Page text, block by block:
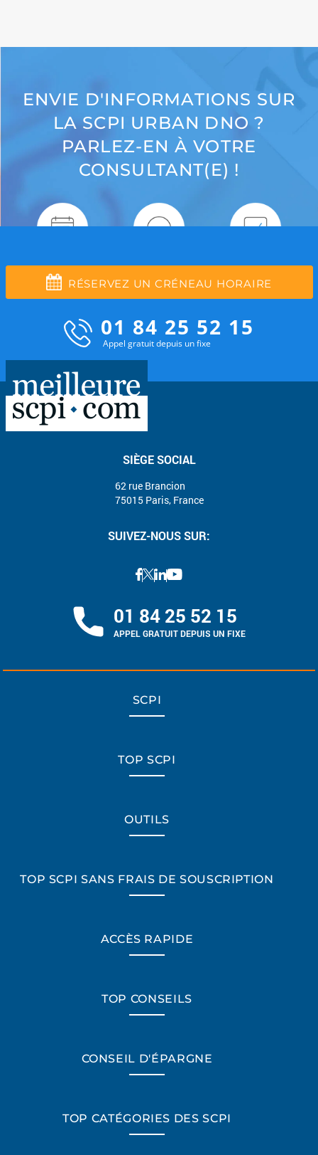
ENVIE D'INFORMATIONS SUR
LA SCPI URBAN DNO ?
PARLEZ-EN À VOTRE
CONSULTANT(E) !
RÉSERVEZ UN CRÉNEAU HORAIRE
01 84 25 52 15
Appel gratuit depuis un fixe
SIÈGE SOCIAL
62 rue Brancion
75015 Paris, France
SUIVEZ-NOUS SUR:
01 84 25 52 15
APPEL GRATUIT DEPUIS UN FIXE
SCPI
TOP SCPI
OUTILS
TOP SCPI SANS FRAIS DE SOUSCRIPTION
ACCÈS RAPIDE
TOP CONSEILS
CONSEIL D'ÉPARGNE
TOP CATÉGORIES DES SCPI